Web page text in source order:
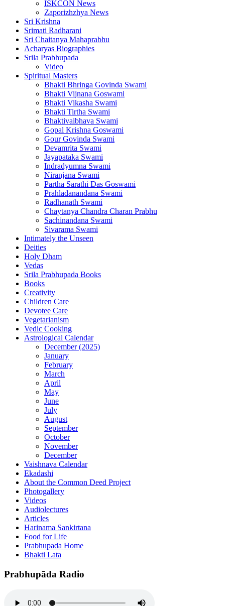
ISKCON News
Zaporizhzhya News
Sri Krishna
Srimati Radharani
Sri Chaitanya Mahaprabhu
Acharyas Biographies
Srila Prabhupada
Video
Spiritual Masters
Bhakti Bhringa Govinda Swami
Bhakti Vijnana Goswami
Bhakti Vikasha Swami
Bhakti Tirtha Swami
Bhaktivaibhava Swami
Gopal Krishna Goswami
Gour Govinda Swami
Devamrita Swami
Jayapataka Swami
Indradyumna Swami
Niranjana Swami
Partha Sarathi Das Goswami
Prahladanandana Swami
Radhanath Swami
Chaytanya Chandra Charan Prabhu
Sachinandana Swami
Sivarama Swami
Intimately the Unseen
Deities
Holy Dham
Vedas
Srila Prabhupada Books
Books
Creativity
Children Care
Devotee Care
Vegetarianism
Vedic Cooking
Astrological Calendar
December (2025)
January
February
March
April
May
June
July
August
September
October
November
December
Vaishnava Calendar
Ekadashi
About the Common Deed Project
Photogallery
Videos
Audiolectures
Articles
Harinama Sankirtana
Food for Life
Prabhupada Home
Bhakti Lata
Prabhupāda Radio